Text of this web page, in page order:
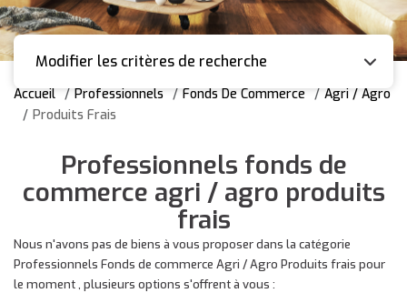
Modifier les critères de recherche
Accueil Professionnels Fonds De Commerce
Agri / Agro
Produits Frais
Professionnels fonds de
commerce agri / agro produits
frais
Nous n'avons pas de biens à vous proposer dans la catégorie
Professionnels Fonds de commerce Agri / Agro Produits frais pour
le moment , plusieurs options s'offrent à vous :